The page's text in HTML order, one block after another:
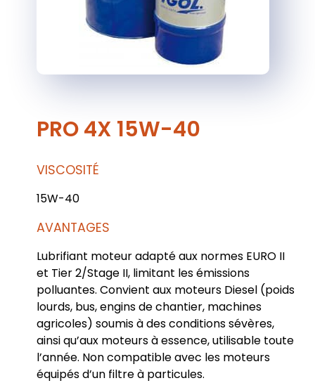
PRO 4X 15W-40
VISCOSITÉ
15W-40
AVANTAGES
Lubrifiant moteur adapté aux normes EURO II
et Tier 2/Stage II, limitant les émissions
polluantes. Convient aux moteurs Diesel (poids
lourds, bus, engins de chantier, machines
agricoles) soumis à des conditions sévères,
ainsi qu’aux moteurs à essence, utilisable toute
l’année. Non compatible avec les moteurs
équipés d’un filtre à particules.